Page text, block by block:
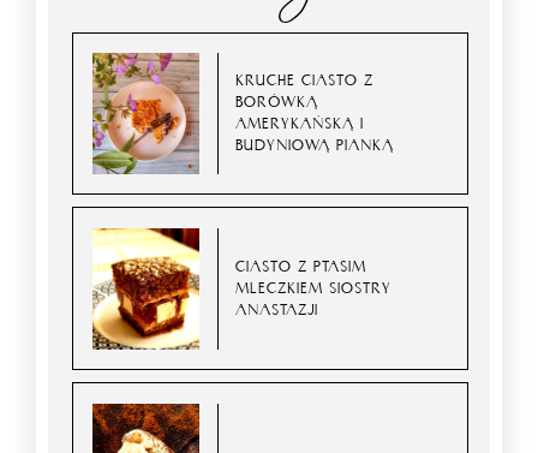
KRUCHE CIASTO Z
BORÓWKĄ
AMERYKAŃSKĄ I
BUDYNIOWĄ PIANKĄ
CIASTO Z PTASIM
MLECZKIEM SIOSTRY
ANASTAZJI